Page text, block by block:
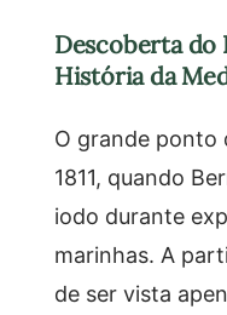
Descoberta do
História da
O grande ponto
1811, quando
iodo durante
marinhas. A
de ser vista